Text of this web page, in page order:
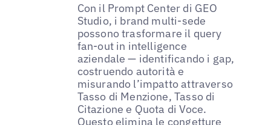
Con il Prompt Center di GEO
Studio, i brand multi-sede
possono trasformare il query
fan-out in intelligence
aziendale — identificando i gap,
costruendo autorità e
misurando l’impatto attraverso
Tasso di Menzione, Tasso di
Citazione e Quota di Voce.
Questo elimina le congetture